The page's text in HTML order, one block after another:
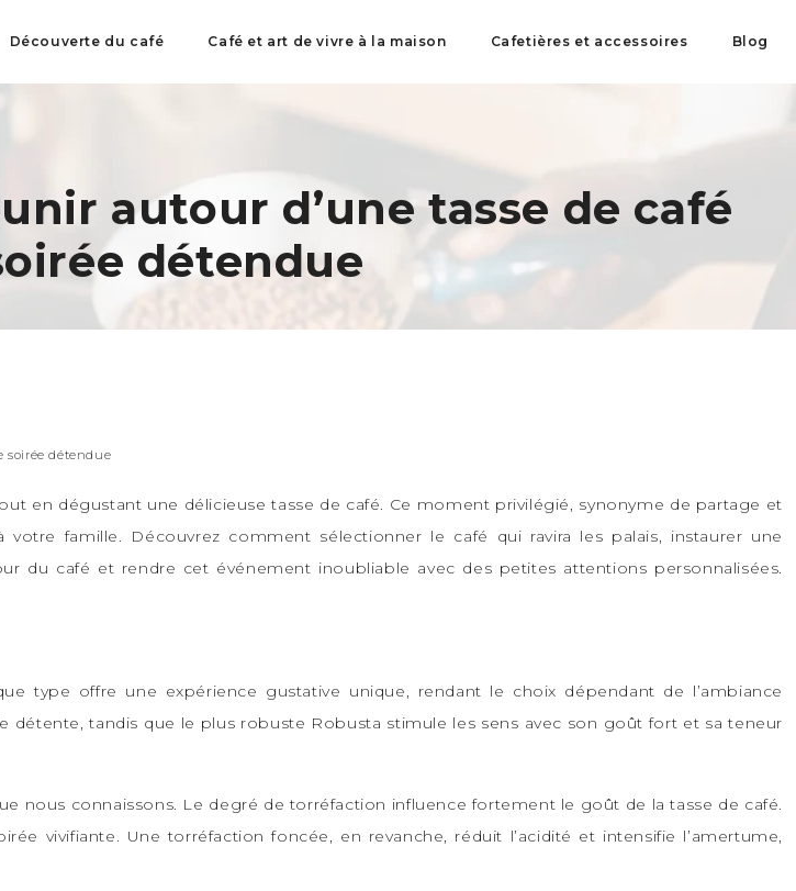
Découverte du café Café et art de vivre à la maison Cafetières et accessoires Blog
autour d’une tasse de café
détendue
soirée détendue
en dégustant une délicieuse tasse de café. Ce moment privilégié, synonyme de partage et
famille. Découvrez comment sélectionner le café qui ravira les palais, instaurer une
du café et rendre cet événement inoubliable avec des petites attentions personnalisées.
type offre une expérience gustative unique, rendant le choix dépendant de l’ambiance
détente, tandis que le plus robuste Robusta stimule les sens avec son goût fort et sa teneur
nous connaissons. Le degré de torréfaction influence fortement le goût de la tasse de café.
vivifiante. Une torréfaction foncée, en revanche, réduit l’acidité et intensifie l’amertume,